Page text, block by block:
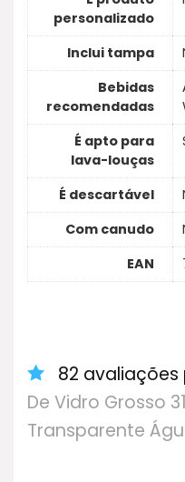
personalizado
Inclui tampa
Bebidas
recomendadas
É apto para
lava-louças
É descartável
Com canudo
EAN
82 avaliações
De Vidro Grosso
Transparente